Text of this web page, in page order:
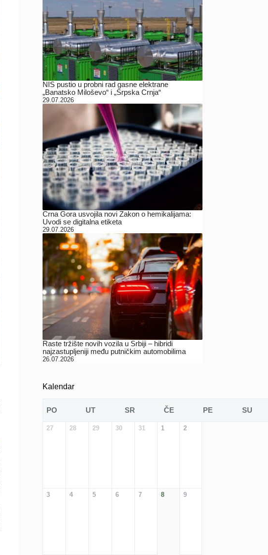
NIS pustio u probni rad gasne elektrane
„Banatsko Miloševo“ i „Srpska Crnja“
29.07.2026
Crna Gora usvojila novi Zakon o hemikalijama:
Uvodi se digitalna etiketa
29.07.2026
Raste tržište novih vozila u Srbiji – hibridi
najzastupljeniji među putničkim automobilima
26.07.2026
Kalendar
PO UT SR ČE PE SU
27 28 29 30 31 1 2
3 4 5 6 7 8 9